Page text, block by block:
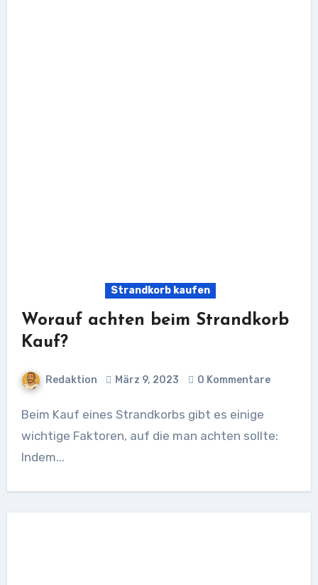
Strandkorb kaufen
Worauf achten beim Strandkorb
Kauf?
Redaktion März 9, 2023 0 Kommentare
Beim Kauf eines Strandkorbs gibt es einige
wichtige Faktoren, auf die man achten sollte:
Indem...